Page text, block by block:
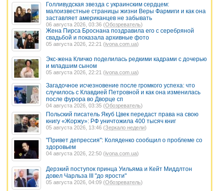
Голливудская звезда с украинским сердцем:
малоизвестные страницы жизни Веры Фармиги и как она
заставляет американцев не забывать
06 августа 2026, 03:36 (Обозреватель)
Жена Пирса Броснана поздравила его с серебряной
свадьбой и показала архивные фото
05 августа 2026, 22:21 (ivona.com.ua)
Экс-жена Кличко поделилась редкими кадрами с дочерью
и младшим сыном
05 августа 2026, 22:21 (ivona.com.ua)
Загадочное исчезновение после громкого успеха: что
случилось с Клавдией Петровной и как она изменилась
после фурора во Дворце сп
04 августа 2026, 03:35 (Обозреватель)
Польский писатель Якуб Цвек передаст права на свою
книгу «Жоржу»: РФ уничтожила 400 тысяч книг
05 августа 2026, 13:46 (Зеркало недели)
"Привет депрессия": Коляденко сообщил о проблеме со
здоровьем
04 августа 2026, 22:50 (ivona.com.ua)
Дерзкий поступок принца Уильяма и Кейт Миддлтон
довел Чарльза III "до ярости"
05 августа 2026, 04:09 (Обозреватель)